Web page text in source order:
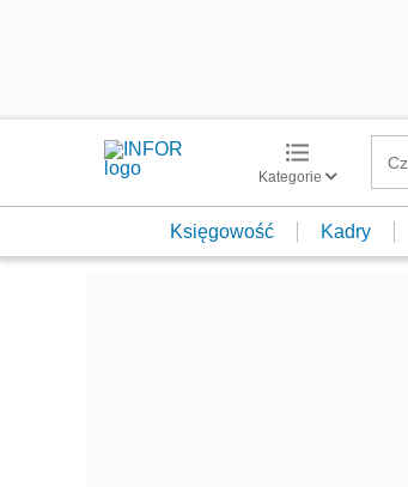
Kategorie
Księgowość Kadry